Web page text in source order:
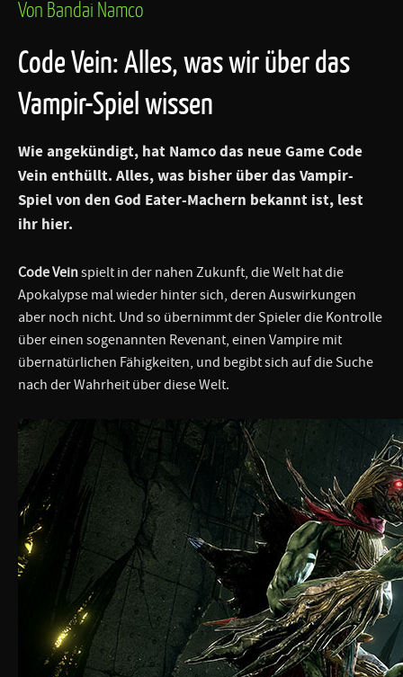
Von Bandai Namco
Code Vein: Alles, was wir über das
Vampir-Spiel wissen
Wie angekündigt, hat Namco das neue Game Code
Vein enthüllt. Alles, was bisher über das Vampir-
Spiel von den God Eater-Machern bekannt ist, lest
ihr hier.
Code Veinspielt in der nahen Zukunft, die Welt hat die
Apokalypse mal wieder hinter sich, deren Auswirkungen
aber noch nicht. Und so übernimmt der Spieler die Kontrolle
über einen sogenannten Revenant, einen Vampire mit
übernatürlichen Fähigkeiten, und begibt sich auf die Suche
nach der Wahrheit über diese Welt.